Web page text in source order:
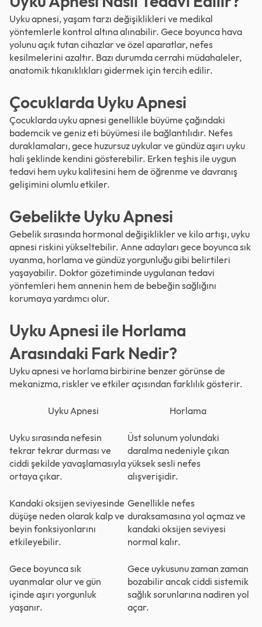
Uyku apnesi, yaşam tarzı değişiklikleri ve medikal
yöntemlerle kontrol altına alınabilir. Gece boyunca hava
yolunu açık tutan cihazlar ve özel aparatlar, nefes
kesilmelerini azaltır. Bazı durumda cerrahi müdahaleler,
anatomik tıkanıklıkları gidermek için tercih edilir.
Çocuklarda Uyku Apnesi
Çocuklarda uyku apnesi genellikle büyüme çağındaki
bademcik ve genizeti büyümesi ile bağlantılıdır. Nefes
duraklamaları, gece huzursuz uykular ve gündüz aşırı uyku
hali şeklinde kendini gösterebilir. Erken teşhis ile uygun
tedavi hem uyku kalitesini hem de öğrenme ve davranış
gelişimini olumlu etkiler.
Gebelikte Uyku Apnesi
Gebelik sırasında hormonal değişiklikler ve kilo artışı, uyku
apnesi riskini yükseltebilir. Anne adayları gece boyunca sık
uyanma, horlama ve gündüz yorgunluğu gibi belirtileri
yaşayabilir. Doktor gözetiminde uygulanan tedavi
yöntemleri hem annenin hem de bebeğin sağlığını
korumaya yardımcı olur.
Uyku Apnesi ile Horlama
Arasındaki Fark Nedir?
Uyku apnesi ve horlama birbirine benzer görünse de
mekanizma, riskler ve etkiler açısından farklılık gösterir.
Uyku Apnesi Horlama
Uyku sırasında nefesin
tekrar tekrar durması ve
ciddi şekilde yavaşlamasıyla
ortaya çıkar.
Üst solunum yolundaki
daralma nedeniyle çıkan
yüksek sesli nefes
alışverişidir.
Kandaki oksijen seviyesinde
düşüşe neden olarak kalp ve
beyin fonksiyonlarını
etkileyebilir.
Genellikle nefes
duraksamasına yol açmaz ve
kandaki oksijen seviyesi
normal kalır.
Gece boyunca sık
uyanmalar olur ve gün
içinde aşırı yorgunluk
yaşanır.
Gece uykusunu zaman zaman
bozabilir ancak ciddi sistemik
sağlık sorunlarına nadiren yol
açar.